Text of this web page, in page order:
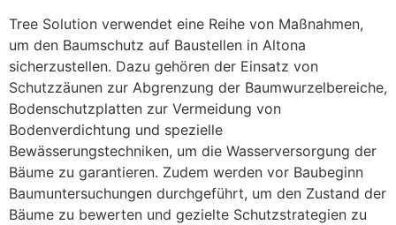
Tree Solution verwendet eine Reihe von Maßnahmen,
um den Baumschutz auf Baustellen in Altona
sicherzustellen. Dazu gehören der Einsatz von
Schutzzäunen zur Abgrenzung der Baumwurzelbereiche,
Bodenschutzplatten zur Vermeidung von
Bodenverdichtung und spezielle
Bewässerungstechniken, um die Wasserversorgung der
Bäume zu garantieren. Zudem werden vor Baubeginn
Baumuntersuchungen durchgeführt, um den Zustand der
Bäume zu bewerten und gezielte Schutzstrategien zu